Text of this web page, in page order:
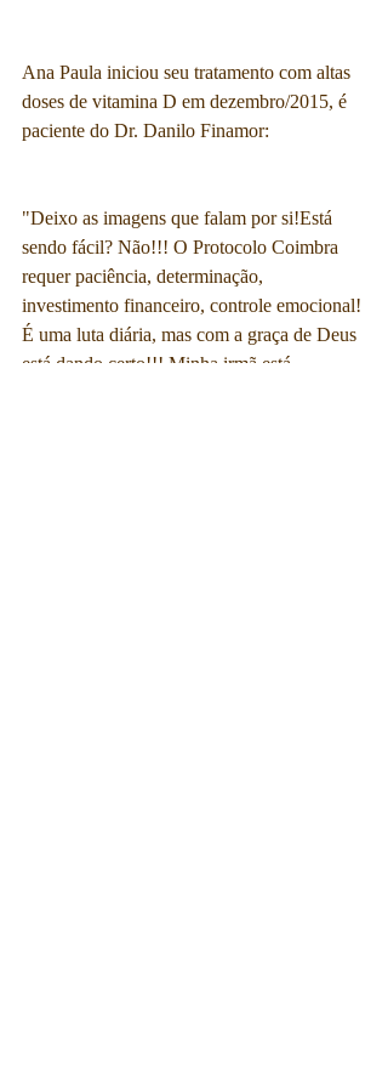
Ana Paula iniciou seu tratamento com altas
doses de vitamina D em dezembro/2015, é
paciente do Dr. Danilo Finamor:
"Deixo as imagens que falam por si!Está
sendo fácil? Não!!! O Protocolo Coimbra
requer paciência, determinação,
investimento financeiro, controle emocional!
É uma luta diária, mas com a graça de Deus
está dando certo!!! Minha irmã está